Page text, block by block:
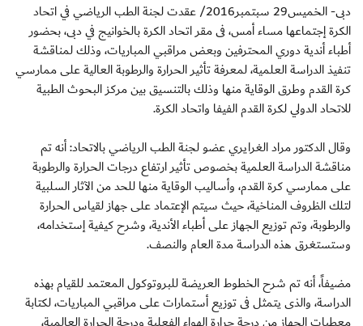
دبى- الخميس29 سبتمبر2016/ عقدت لجنة الطب الرياضي في اتحاد
الكرة إجتماعها مساء أمس، فى مقر اتحاد الكرة بالخوانيج في دبى، بحضور
أطباء أندية دوري المحترفين وبعض مراقبي المباريات، وذلك لمناقشة
تنفيذ الدراسة العلمية، لمعرفة تأثير الحرارة والرطوبة العالية على ممارسي
كرة القدم وطرق الوقاية منها وذلك بالتنسيق بين مركز البحوث الطبية
للاتحاد الدولي لكرة القدم الفيفا واتحاد الكرة.
وقال الدكتور مراد الغرايري عضو لجنة الطب الرياضي بالاتحاد: أنه تم
مناقشة الدراسة العلمية بخصوص تأثير ارتفاع درجات الحرارة والرطوبة
على ممارسي كرة القدم، وأساليب الوقاية منها للحد من الآثار السلبية
لتلك الظروف المناخية، حيث سيتم الإعتماد على جهاز لقياس الحرارة
والرطوبة، وتم توزيع الجهاز على أطباء الأندية، وشرح كيفية إستخدامه،
وستستغرق هذه الدراسة مدة العام والنصف.
مضيفاً، أنه تم شرح الخطوط العريضة للبروتوكول المعتمد للقيام بهذه
الدراسة، والذى يتمثل فى توزيع أستمارات على مراقبي المباريات، لكتابة